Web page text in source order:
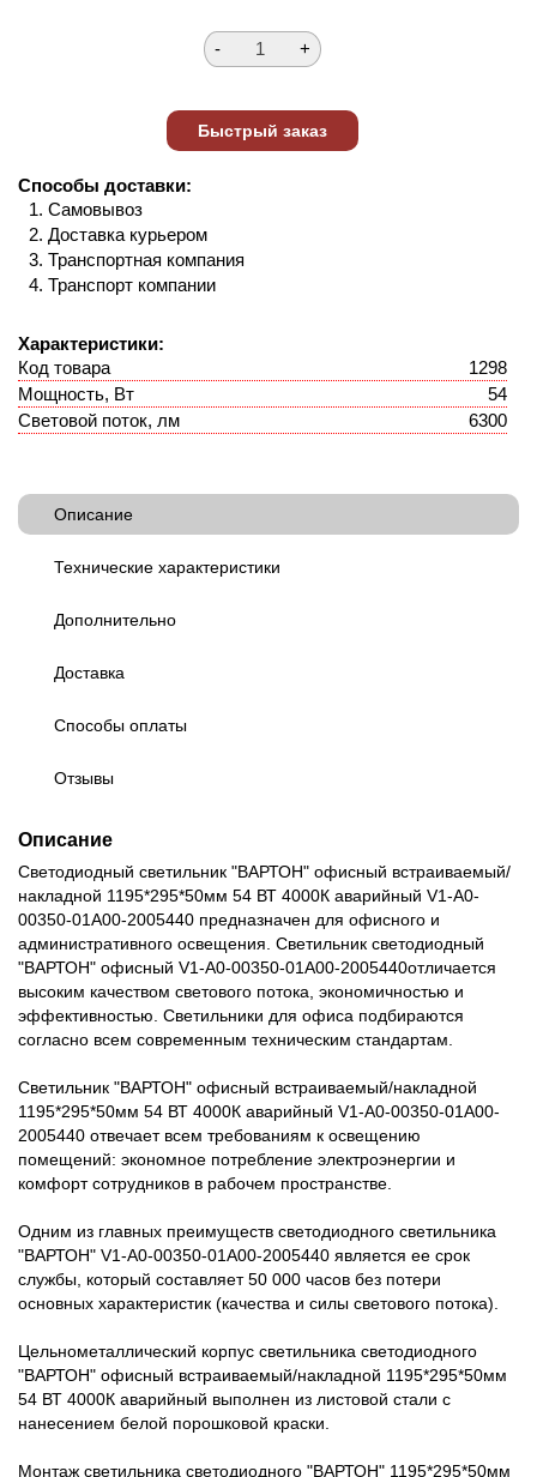
Способы доставки:
Самовывоз
Доставка курьером
Транспортная компания
Транспорт компании
Характеристики:
Код товара
1298
Мощность, Вт
54
Световой поток, лм
6300
Описание
Технические характеристики
Дополнительно
Доставка
Способы оплаты
Отзывы
Описание
Светодиодный светильник "ВАРТОН" офисный встраиваемый/
накладной 1195*295*50мм 54 ВТ 4000К аварийный V1-A0-
00350-01A00-2005440 предназначен для офисного и
административного освещения. Светильник светодиодный
"ВАРТОН" офисный V1-A0-00350-01A00-2005440отличается
высоким качеством светового потока, экономичностью и
эффективностью. Светильники для офиса подбираются
согласно всем современным техническим стандартам.
Светильник "ВАРТОН" офисный встраиваемый/накладной
1195*295*50мм 54 ВТ 4000К аварийный V1-A0-00350-01A00-
2005440 отвечает всем требованиям к освещению
помещений: экономное потребление электроэнергии и
комфорт сотрудников в рабочем пространстве.
Одним из главных преимуществ светодиодного светильника
"ВАРТОН" V1-A0-00350-01A00-2005440 является ее срок
службы, который составляет 50 000 часов без потери
основных характеристик (качества и силы светового потока).
Цельнометаллический корпус светильника светодиодного
"ВАРТОН" офисный встраиваемый/накладной 1195*295*50мм
54 ВТ 4000К аварийный выполнен из листовой стали с
нанесением белой порошковой краски.
Монтаж светильника светодиодного "ВАРТОН" 1195*295*50мм